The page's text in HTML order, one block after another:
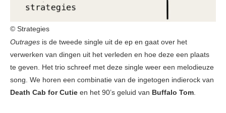
© Strategies
Outrages is de tweede single uit de ep en gaat over het
verwerken van dingen uit het verleden en hoe deze een plaats
te geven. Het trio schreef met deze single weer een melodieuze
song. We horen een combinatie van de ingetogen indierock van
Death Cab for Cutie en het 90’s geluid van Buffalo Tom.